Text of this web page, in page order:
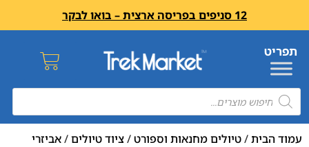
12 סניפים בפריסה ארצית – בואו לבקר
עמוד הבית/טיולים מחנאות וספורט/ציוד טיולים/אביזרי